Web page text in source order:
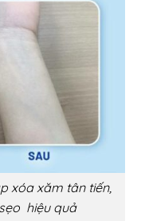
xóa xăm tân tiến,
hiệu quả